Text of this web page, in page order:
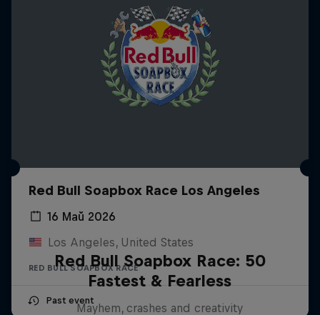
Red Bull Soapbox Race Los Angeles
16 Май 2026
Los Angeles, United States
RED BULL SOAPBOX RACE
Past event
Red Bull Soapbox Race: 50
Fastest & Fearless
Mayhem, crashes and creativity